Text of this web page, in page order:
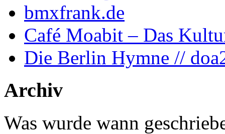
bmxfrank.de
Café Moabit – Das
Die Berlin Hymne //
Archiv
Was wurde wann